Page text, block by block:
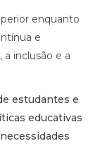
enquanto
e
inclusão e a
estudantes e
educativas